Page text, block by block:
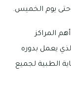
المراكز
يعمل بدوره
الطبية لجميع